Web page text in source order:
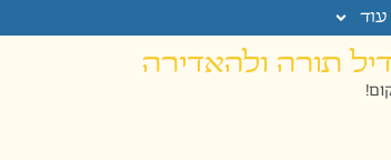
עוד
תורה ולהאדירה